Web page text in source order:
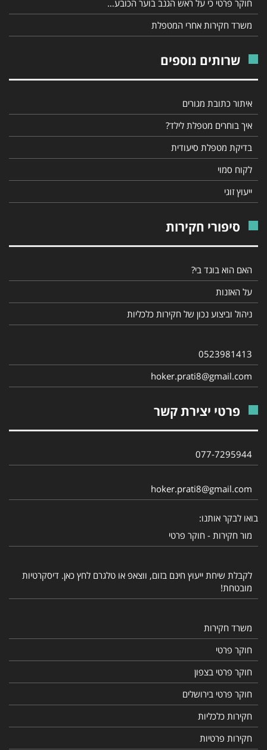
חוקר פרטי כי על ראש הגנב בוער הכובע…
משרד חקירות אחרי המטפלת
שרותים נוספים
איתור כתובת מגורים
איך בוחרים מטפלת לילד?
בדיקת מטפלת סיעודית
לקוח סמוי
ייעוץ זוגי
סיפורי חקירות
האם הוא בוגד בי?
על האזנות
ניהול וביצוע נכון של חקירות כלכליות
0523981413
hoker.prati8@gmail.com
פרטי יצירת קשר
077-7295944‎
hoker.prati8@gmail.com
בואו לבקר אותנו:
מור חקירות - חוקר פרטי
לקבלת שיחת ייעוץ חינם בזום, ווצאפ או טלגרם לחץ כאן. דיסקרטיות
מובטחת!
משרד חקירות
חוקר פרטי
חוקר פרטי בצפון
חוקר פרטי בירושלים
חקירות כלכליות
חקירות פרטיות